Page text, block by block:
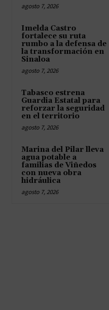
agosto 7, 2026
Imelda Castro
fortalece su ruta
rumbo a la defensa de
la transformación en
Sinaloa
agosto 7, 2026
Tabasco estrena
Guardia Estatal para
reforzar la seguridad
en el territorio
agosto 7, 2026
Marina del Pilar lleva
agua potable a
familias de Viñedos
con nueva obra
hidráulica
agosto 7, 2026